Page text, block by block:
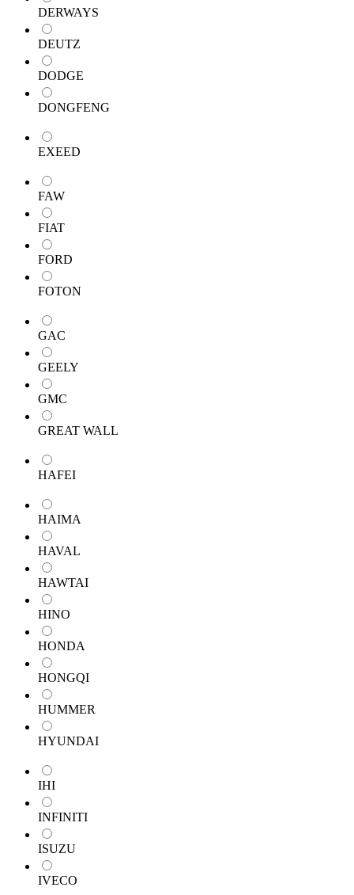
DERWAYS
DEUTZ
DODGE
DONGFENG
EXEED
FAW
FIAT
FORD
FOTON
GAC
GEELY
GMC
GREAT WALL
HAFEI
HAIMA
HAVAL
HAWTAI
HINO
HONDA
HONGQI
HUMMER
HYUNDAI
IHI
INFINITI
ISUZU
IVECO